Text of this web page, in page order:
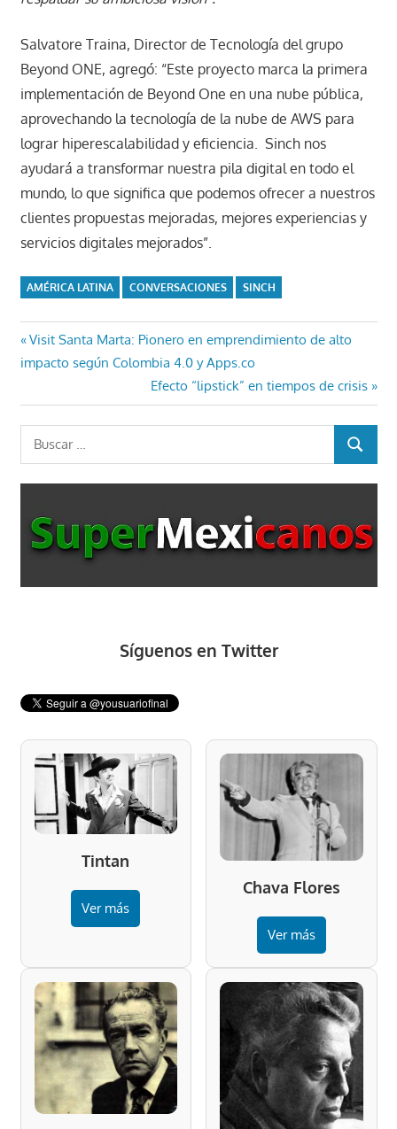
Salvatore Traina, Director de Tecnología del grupo
Beyond ONE, agregó: “Este proyecto marca la primera
implementación de Beyond One en una nube pública,
aprovechando la tecnología de la nube de AWS para
lograr hiperescalabilidad y eficiencia. Sinch nos
ayudará a transformar nuestra pila digital en todo el
mundo, lo que significa que podemos ofrecer a nuestros
clientes propuestas mejoradas, mejores experiencias y
servicios digitales mejorados”.
AMÉRICA LATINA CONVERSACIONES SINCH
Navegación
de
entradas
Entrada
anterior:
Visit Santa Marta: Pionero en emprendimiento de alto
impacto según Colombia 4.0 y Apps.co
Entrada
siguiente:
Efecto “lipstick” en tiempos de crisis
Buscar:
BUSCAR
Síguenos en Twitter
Tintan
Ver más
Chava Flores
Ver más